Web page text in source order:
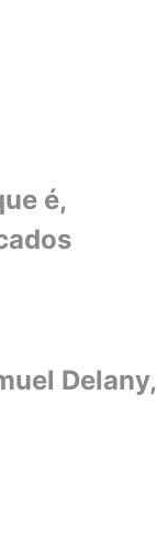
é,
Delany,